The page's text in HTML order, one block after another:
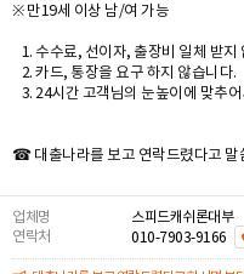
※ 만19세 이상 남/여 가능
1. 수수료, 선이자, 출장비 일체 받지
2. 카드, 통장을 요구 하지 않습니다.
3. 24시간 고객님의 눈높이에 맞추
☎ 대출나라를 보고 연락드렸다고 말
업체명
스피드캐쉬론대부
연락처
010-7903-9166